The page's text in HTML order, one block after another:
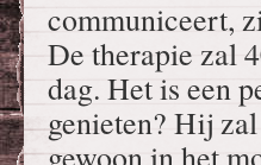
communiceert,
De therapie zal
dag. Het is een
genieten? Hij
gewoon in het